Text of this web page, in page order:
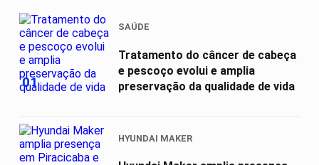
01
SAÚDE
Tratamento do câncer de cabeça
e pescoço evolui e amplia
preservação da qualidade de vida
HYUNDAI MAKER